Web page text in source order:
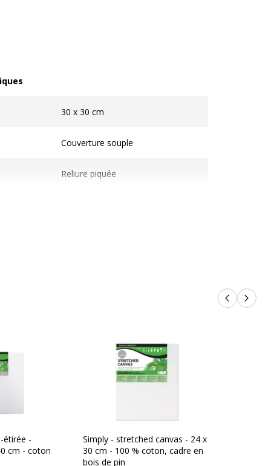
30 x 30 cm
Couverture souple
Reliure piquée
Produits
étirée -
cm - coton
Simply - stretched canvas - 24 x
30 cm - 100 % coton, cadre en
bois de pin